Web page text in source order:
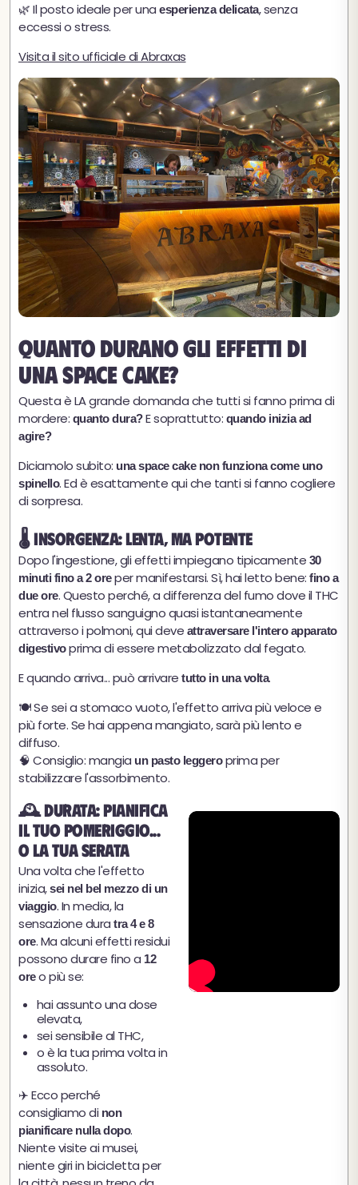
🌿 Il posto ideale per una esperienza delicata, senza
eccessi o stress.
Visita il sito ufficiale di Abraxas
Quanto durano gli effetti di
una space cake?
Questa è LA grande domanda che tutti si fanno prima di
mordere: quanto dura?E soprattutto: quando inizia ad
agire?
Diciamolo subito: una space cake non funziona come uno
spinello. Ed è esattamente qui che tanti si fanno cogliere
di sorpresa.
🌡️ Insorgenza: lenta, ma potente
Dopo l'ingestione, gli effetti impiegano tipicamente 30
minuti fino a 2 oreper manifestarsi. Sì, hai letto bene: fino a
due ore. Questo perché, a differenza del fumo dove il THC
entra nel flusso sanguigno quasi istantaneamente
attraverso i polmoni, qui deve attraversare l'intero apparato
digestivoprima di essere metabolizzato dal fegato.
E quando arriva... può arrivare tutto in una volta.
🍽️ Se sei a stomaco vuoto, l'effetto arriva più veloce e
più forte. Se hai appena mangiato, sarà più lento e
diffuso.
🧠 Consiglio: mangia un pasto leggeroprima per
stabilizzare l'assorbimento.
🕰️ Durata: pianifica
il tuo pomeriggio...
o la tua serata
Una volta che l'effetto
inizia,sei nel bel mezzo di un
viaggio. In media, la
sensazione dura tra 4 e 8
ore. Ma alcuni effetti residui
possono durare fino a 12
oreo più se:
hai assunto una dose
elevata,
sei sensibile al THC,
o è la tua prima volta in
assoluto.
✈️ Ecco perché
consigliamo di non
pianificare nulla dopo.
Niente visite ai musei,
niente giri in bicicletta per